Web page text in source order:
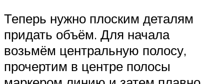
Теперь нужно плоским деталям
придать объём. Для начала
возьмём центральную полосу,
прочертим в центре полосы